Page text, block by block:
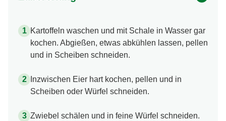
Kartoffeln waschen und mit Schale in Wasser gar
kochen. Abgießen, etwas abkühlen lassen, pellen
und in Scheiben schneiden.
Inzwischen Eier hart kochen, pellen und in
Scheiben oder Würfel schneiden.
Zwiebel schälen und in feine Würfel schneiden.